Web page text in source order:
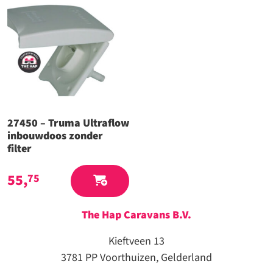
27450 – Truma Ultraflow
inbouwdoos zonder
filter
55,75
The Hap Caravans B.V.
Kieftveen 13
3781 PP Voorthuizen, Gelderland